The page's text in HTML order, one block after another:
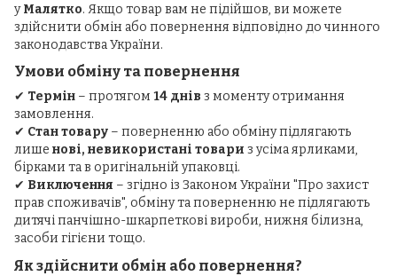
уМалятко. Якщо товар вам не підійшов, ви можете
здійснити обмін або повернення відповідно до чинного
законодавства України.
Умови обміну та повернення
✔ Термін – протягом 14 днів з моменту отримання
замовлення.
✔ Стан товару – поверненню або обміну підлягають
лише нові, невикористані товари з усіма ярликами,
бірками та в оригінальній упаковці.
✔ Виключення – згідно із Законом України "Про захист
прав споживачів", обміну та поверненню не підлягають
дитячі панчішно-шкарпеткові вироби, нижня білизна,
засоби гігієни тощо.
Як здійснити обмін або повернення?